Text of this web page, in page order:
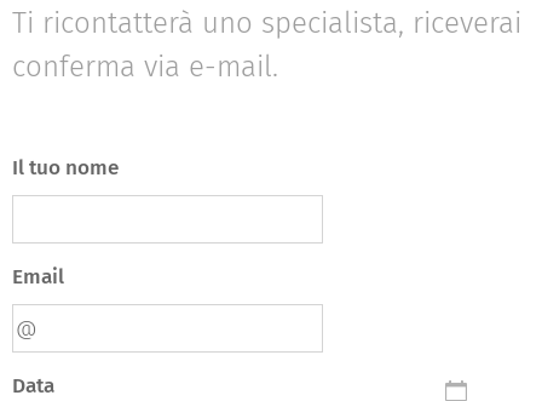
Ti ricontatterà uno specialista, riceverai
conferma via e-mail.
Il tuo nome
Email
Data